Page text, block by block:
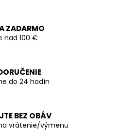
ZADARMO
nad 100 €
do 24 hodín
BEZ OBÁV
vrátenie/výmenu